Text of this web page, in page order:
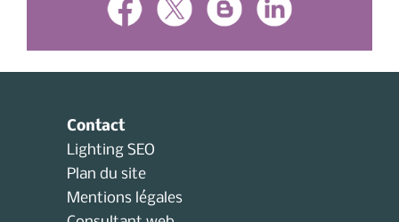
Contact
Lighting SEO
Plan du site
Mentions légales